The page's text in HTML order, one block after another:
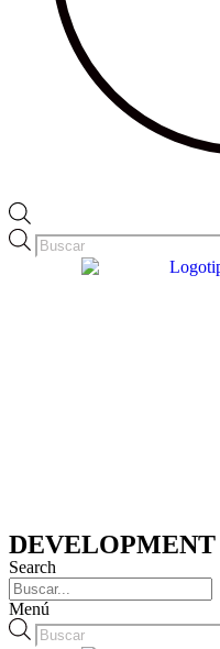
Búsqueda
de
productos
Search
Menú
Búsqueda